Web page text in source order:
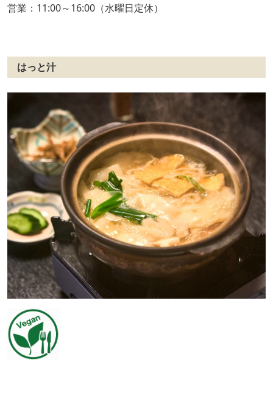
営業：11:00～16:00（水曜日定休）
はっと汁